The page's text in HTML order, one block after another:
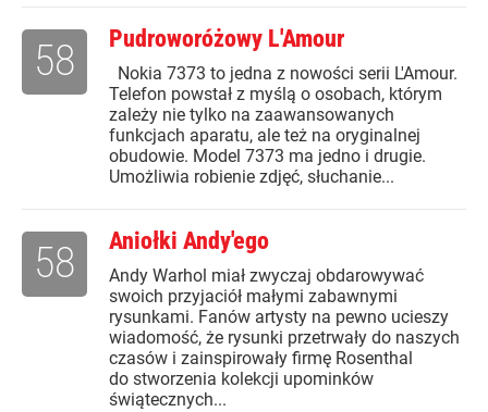
Pudroworóżowy L'Amour
Nokia 7373 to jedna z nowości serii L'Amour.
Telefon powstał z myślą o osobach, którym
zależy nie tylko na zaawansowanych
funkcjach aparatu, ale też na oryginalnej
obudowie. Model 7373 ma jedno i drugie.
Umożliwia robienie zdjęć, słuchanie...
58
Aniołki Andy'ego
Andy Warhol miał zwyczaj obdarowywać
swoich przyjaciół małymi zabawnymi
rysunkami. Fanów artysty na pewno ucieszy
wiadomość, że rysunki przetrwały do naszych
czasów i zainspirowały firmę Rosenthal
do stworzenia kolekcji upominków
świątecznych...
58